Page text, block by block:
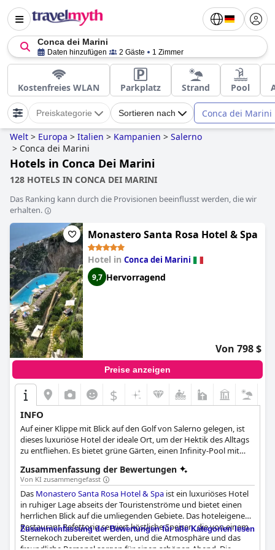
Conca dei Marini
Daten hinzufügen 2 Gäste 1 Zimmer
Kostenfreies WLAN Parkplatz Strand Pool
Preiskategorie Sortieren nach Conca dei Marini
Welt > Europa > Italien > Kampanien > Salerno
> Conca dei Marini
Hotels in Conca Dei Marini
128 HOTELS IN CONCA DEI MARINI
Das Ranking kann durch die Provisionen beeinflusst werden, die wir
erhalten.
Monastero Santa Rosa Hotel & Spa
Hotel in Conca dei Marini
9,7 Hervorragend
Von 798 $
Preise anzeigen
$
INFO
Auf einer Klippe mit Blick auf den Golf von Salerno gelegen, ist
dieses luxuriöse Hotel der ideale Ort, um der Hektik des Alltags
zu entfliehen. Es bietet grüne Gärten, einen Infinity-Pool mit
renommiertes Spa, eine exquisite Küche und erstklassige
Dienstleistungen, die den Aufenthalt jedes Gastes so angenehm
wie möglich machen.
Zusammenfassung der Bewertungen
Von KI zusammengefasst
Das Monastero Santa Rosa Hotel & Spa ist ein luxuriöses Hotel
in ruhiger Lage abseits der Touristenströme und bietet einen
herrlichen Blick auf die umliegenden Gebiete. Das hoteleigene
Restaurant Refettorio serviert köstliche Speisen, die von einem
Sternekoch zubereitet werden, und die Atmosphäre und das
Zusammenfassung der Bewertungen für alle Kategorien lesen